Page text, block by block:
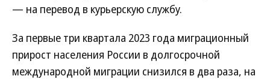
— на перевод в курьерскую службу.
За первые три квартала 2023 года миграционный
прирост населения России в долгосрочной
международной миграции снизился в два раза, на